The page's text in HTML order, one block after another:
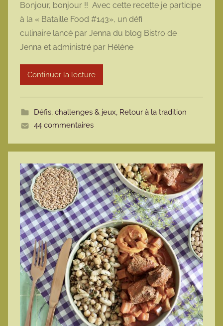
m
a
r
o
t
e
Bonjour, bonjour !! Avec cette recette je participe
à la « Bataille Food #143», un défi
culinaire lancé par Jenna du blog Bistro de
Jenna et administré par Hélène
Continuer la lecture
Défis, challenges & jeux, Retour à la tradition
44 commentaires